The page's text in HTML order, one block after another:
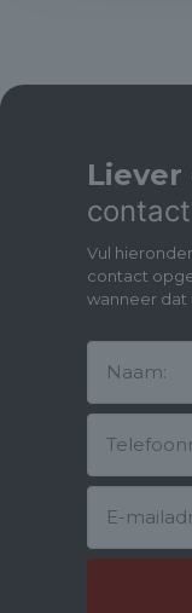
families and those
Layout: View the
Makelaars.
Ground floor: Upon
atmosphere of this
living space, with a
the authentic charm.
The generous
open-plan kitchen
together. Adjacent is
Via the side
staircase to the
Vul
contact
wanneer dat